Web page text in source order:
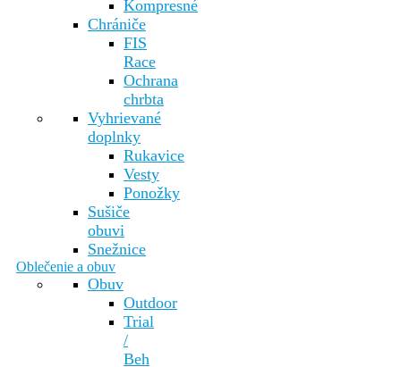
Kompresné
Chrániče
FIS
Race
Ochrana
chrbta
Vyhrievané
doplnky
Rukavice
Vesty
Ponožky
Sušiče
obuvi
Snežnice
Oblečenie a obuv
Obuv
Outdoor
Trial
/
Beh